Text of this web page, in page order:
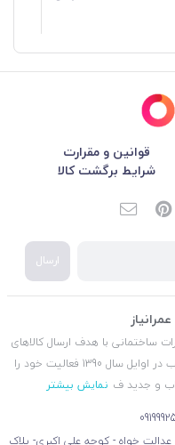
قوانین و مقرارت
شرایط برگشت کالا
ارسال
ساختمانی با هدف ارسال کالاهای
مورد نیاز مشتریان گرامی با قیمت بسیار مناسب در اوایل سال 1390 فعالیت خود را
نمایش بیشتر
عدالت خواه - کوچه علی اکبری- پلاک